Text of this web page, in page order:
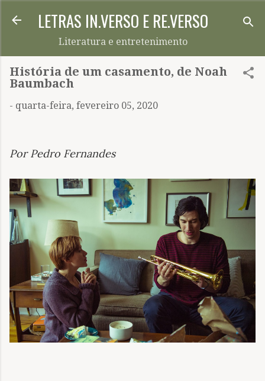
Pular para o conteúdo principal
LETRAS IN.VERSO E RE.VERSO
Literatura e entretenimento
História de um casamento, de Noah
Baumbach
- quarta-feira, fevereiro 05, 2020
Por Pedro Fernandes